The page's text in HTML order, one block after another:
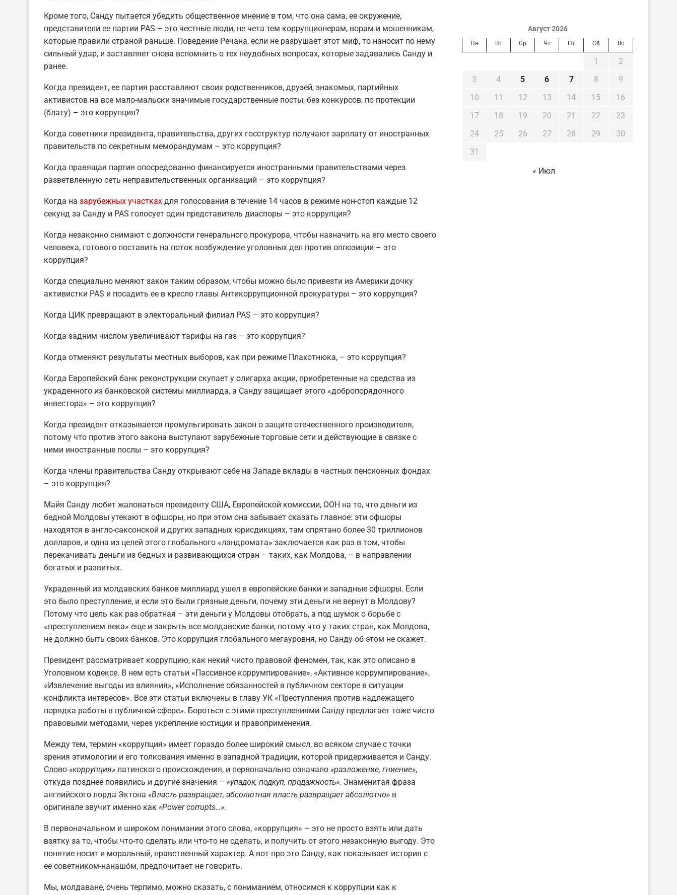
Кроме того, Санду пытается убедить общественное мнение в том, что она сама, ее окружение,
представители ее партии PAS – это честные люди, не чета тем коррупционерам, ворам и мошенникам,
которые правили страной раньше. Поведение Речана, если не разрушает этот миф, то наносит по нему
сильный удар, и заставляет снова вспомнить о тех неудобных вопросах, которые задавались Санду и
ранее.
Когда президент, ее партия расставляют своих родственников, друзей, знакомых, партийных
активистов на все мало-мальски значимые государственные посты, без конкурсов, по протекции
(блату) – это коррупция?
Когда советники президента, правительства, других госструктур получают зарплату от иностранных
правительств по секретным меморандумам – это коррупция?
Когда правящая партия опосредованно финансируется иностранными правительствами через
разветвленную сеть неправительственных организаций – это коррупция?
Когда на зарубежных участках для голосования в течение 14 часов в режиме нон-стоп каждые 12
секунд за Санду и PAS голосует один представитель диаспоры – это коррупция?
Когда незаконно снимают с должности генерального прокурора, чтобы назначить на его место своего
человека, готового поставить на поток возбуждение уголовных дел против оппозиции – это
коррупция?
Когда специально меняют закон таким образом, чтобы можно было привезти из Америки дочку
активистки PAS и посадить ее в кресло главы Антикоррупционной прокуратуры – это коррупция?
Когда ЦИК превращают в электоральный филиал PAS – это коррупция?
Когда задним числом увеличивают тарифы на газ – это коррупция?
Когда отменяют результаты местных выборов, как при режиме Плахотнюка, – это коррупция?
Когда Европейский банк реконструкции скупает у олигарха акции, приобретенные на средства из
украденного из банковской системы миллиарда, а Санду защищает этого «добропорядочного
инвестора» – это коррупция?
Когда президент отказывается промульгировать закон о защите отечественного производителя,
потому что против этого закона выступают зарубежные торговые сети и действующие в связке с
ними иностранные послы – это коррупция?
Когда члены правительства Санду открывают себе на Западе вклады в частных пенсионных фондах
– это коррупция?
Майя Санду любит жаловаться президенту США, Европейской комиссии, ООН на то, что деньги из
бедной Молдовы утекают в офшоры, но при этом она забывает сказать главное: эти офшоры
находятся в англо-саксонской и других западных юрисдикциях, там спрятано более 30 триллионов
долларов, и одна из целей этого глобального «ландромата» заключается как раз в том, чтобы
перекачивать деньги из бедных и развивающихся стран – таких, как Молдова, – в направлении
богатых и развитых.
Украденный из молдавских банков миллиард ушел в европейские банки и западные офшоры. Если
это было преступление, и если это были грязные деньги, почему эти деньги не вернут в Молдову?
Потому что цель как раз обратная – эти деньги у Молдовы отобрать, а под шумок о борьбе с
«преступлением века» еще и закрыть все молдавские банки, потому что у таких стран, как Молдова,
не должно быть своих банков. Это коррупция глобального мегауровня, но Санду об этом не скажет.
Президент рассматривает коррупцию, как некий чисто правовой феномен, так, как это описано в
Уголовном кодексе. В нем есть статьи «Пассивное коррумпирование», «Активное коррумпирование»,
«Извлечение выгоды из влияния», «Исполнение обязанностей в публичном секторе в ситуации
конфликта интересов». Все эти статьи включены в главу УК «Преступления против надлежащего
порядка работы в публичной сфере». Бороться с этими преступлениями Санду предлагает тоже чисто
правовыми методами, через укрепление юстиции и правоприменения.
Между тем, термин «коррупция» имеет гораздо более широкий смысл, во всяком случае с точки
зрения этимологии и его толкования именно в западной традиции, которой придерживается и Санду.
Слово «коррупция» латинского происхождения, и первоначально означало «разложение, гниение»,
откуда позднее появились и другие значения – «упадок, подкуп, продажность». Знаменитая фраза
английского лорда Эктона «Власть развращает, абсолютная власть развращает абсолютно» в
оригинале звучит именно как «Power corrupts…».
В первоначальном и широком понимании этого слова, «коррупция» – это не просто взять или дать
взятку за то, чтобы что-то сделать или что-то не сделать, и получить от этого незаконную выгоду. Это
понятие носит и моральный, нравственный характер. А вот про это Санду, как показывает история с
ее советником-нанашóм, предпочитает не говорить.
Мы, молдаване, очень терпимо, можно сказать, с пониманием, относимся к коррупции как к
Август 2026
Пн Вт Ср Чт Пт Сб Вс
1
2
3
4 5 6 7 8
9
10
11 12 13 14 15
16
17
18 19 20 21 22
23
24
25 26 27 28 29
30
31
« Июл